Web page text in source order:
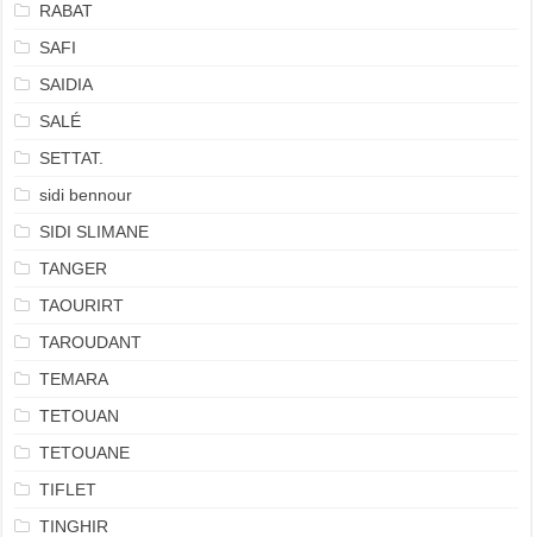
RABAT
SAFI
SAIDIA
SALÉ
SETTAT.
sidi bennour
SIDI SLIMANE
TANGER
TAOURIRT
TAROUDANT
TEMARA
TETOUAN
TETOUANE
TIFLET
TINGHIR